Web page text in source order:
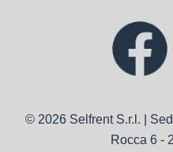
© 2026 Selfrent S.r.l. |
Rocca 6 -